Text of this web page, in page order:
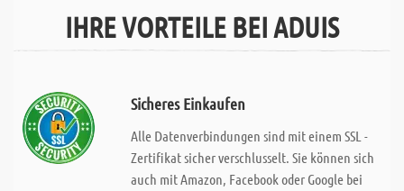
IHRE VORTEILE BEI ADUIS
Sicheres Einkaufen
Alle Datenverbindungen sind mit einem SSL -
Zertifikat sicher verschlusselt. Sie können sich
auch mit Amazon, Facebook oder Google bei